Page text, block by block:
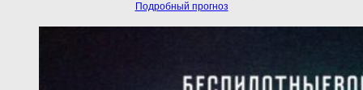
Подробный прогноз